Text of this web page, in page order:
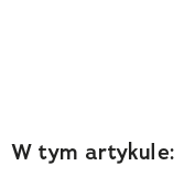
W tym artykule: